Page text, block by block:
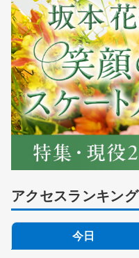
アクセスランキング
今日